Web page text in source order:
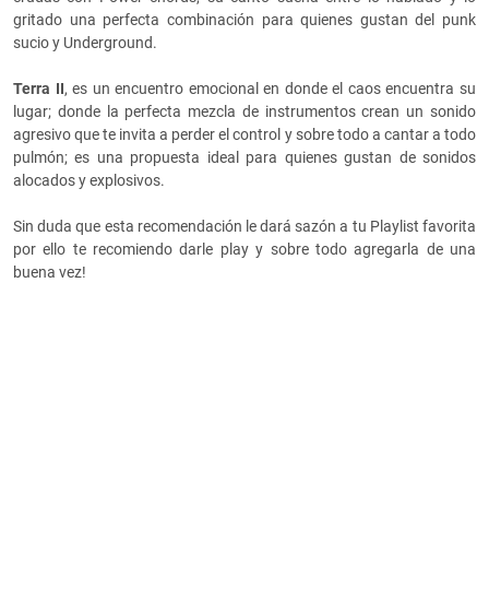
gritado una perfecta combinación para quienes gustan del punk
sucio y Underground.
Terra II, es un encuentro emocional en donde el caos encuentra su
lugar; donde la perfecta mezcla de instrumentos crean un sonido
agresivo que te invita a perder el control y sobre todo a cantar a todo
pulmón; es una propuesta ideal para quienes gustan de sonidos
alocados y explosivos.
Sin duda que esta recomendación le dará sazón a tu Playlist favorita
por ello te recomiendo darle play y sobre todo agregarla de una
buena vez!